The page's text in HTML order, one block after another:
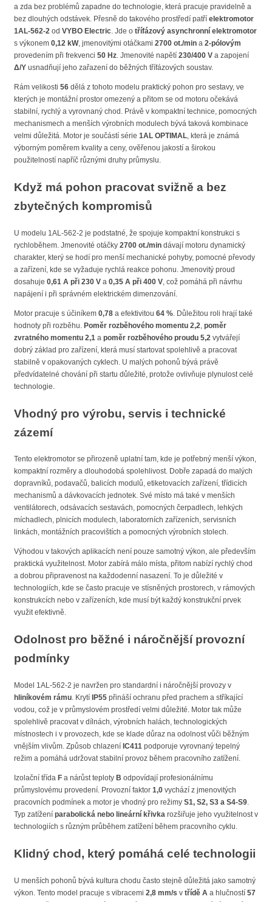
a zda bez problémů zapadne do technologie, která pracuje pravidelně a
bez dlouhých odstávek. Přesně do takového prostředí patří elektromotor
1AL-562-2 od VYBO Electric. Jde o třífázový asynchronní elektromotor
s výkonem 0,12 kW, jmenovitými otáčkami 2700 ot./min a 2-pólovým
provedením při frekvenci 50 Hz. Jmenovité napětí 230/400 V a zapojení
Δ/Y usnadňují jeho zařazení do běžných třífázových soustav.
Rám velikosti 56 dělá z tohoto modelu praktický pohon pro sestavy, ve
kterých je montážní prostor omezený a přitom se od motoru očekává
stabilní, rychlý a vyrovnaný chod. Právě v kompaktní technice, pomocných
mechanismech a menších výrobních modulech bývá taková kombinace
velmi důležitá. Motor je součástí série 1AL OPTIMAL, která je známá
výborným poměrem kvality a ceny, ověřenou jakostí a širokou
použitelností napříč různými druhy průmyslu.
Když má pohon pracovat svižně a bez
zbytečných kompromisů
U modelu 1AL-562-2 je podstatné, že spojuje kompaktní konstrukci s
rychloběhem. Jmenovité otáčky 2700 ot./min dávají motoru dynamický
charakter, který se hodí pro menší mechanické pohyby, pomocné převody
a zařízení, kde se vyžaduje rychlá reakce pohonu. Jmenovitý proud
dosahuje 0,61 A při 230 V a 0,35 A při 400 V, což pomáhá při návrhu
napájení i při správném elektrickém dimenzování.
Motor pracuje s účiníkem 0,78 a efektivitou 64 %. Důležitou roli hrají také
hodnoty při rozběhu. Poměr rozběhového momentu 2,2, poměr
zvratného momentu 2,1 a poměr rozběhového proudu 5,2 vytvářejí
dobrý základ pro zařízení, která musí startovat spolehlivě a pracovat
stabilně v opakovaných cyklech. U malých pohonů bývá právě
předvídatelné chování při startu důležité, protože ovlivňuje plynulost celé
technologie.
Vhodný pro výrobu, servis i technické
zázemí
Tento elektromotor se přirozeně uplatní tam, kde je potřebný menší výkon,
kompaktní rozměry a dlouhodobá spolehlivost. Dobře zapadá do malých
dopravníků, podavačů, balicích modulů, etiketovacích zařízení, třídicích
mechanismů a dávkovacích jednotek. Své místo má také v menších
ventilátorech, odsávacích sestavách, pomocných čerpadlech, lehkých
míchadlech, plnicích modulech, laboratorních zařízeních, servisních
linkách, montážních pracovištích a pomocných výrobních stolech.
Výhodou v takových aplikacích není pouze samotný výkon, ale především
praktická využitelnost. Motor zabírá málo místa, přitom nabízí rychlý chod
a dobrou připravenost na každodenní nasazení. To je důležité v
technologiích, kde se často pracuje ve stísněných prostorech, v rámových
konstrukcích nebo v zařízeních, kde musí být každý konstrukční prvek
využit efektivně.
Odolnost pro běžné i náročnější provozní
podmínky
Model 1AL-562-2 je navržen pro standardní i náročnější provozy v
hliníkovém rámu. Krytí IP55 přináší ochranu před prachem a stříkající
vodou, což je v průmyslovém prostředí velmi důležité. Motor tak může
spolehlivě pracovat v dílnách, výrobních halách, technologických
místnostech i v provozech, kde se klade důraz na odolnost vůči běžným
vnějším vlivům. Způsob chlazení IC411 podporuje vyrovnaný tepelný
režim a pomáhá udržovat stabilní provoz během pracovního zatížení.
Izolační třída F a nárůst teploty B odpovídají profesionálnímu
průmyslovému provedení. Provozní faktor 1,0 vychází z jmenovitých
pracovních podmínek a motor je vhodný pro režimy S1, S2, S3 a S4-S9.
Typ zatížení parabolická nebo lineární křivka rozšiřuje jeho využitelnost v
technologiích s různým průběhem zatížení během pracovního cyklu.
Klidný chod, který pomáhá celé technologii
U menších pohonů bývá kultura chodu často stejně důležitá jako samotný
výkon. Tento model pracuje s vibracemi 2,8 mm/s v třídě A a hlučností 57